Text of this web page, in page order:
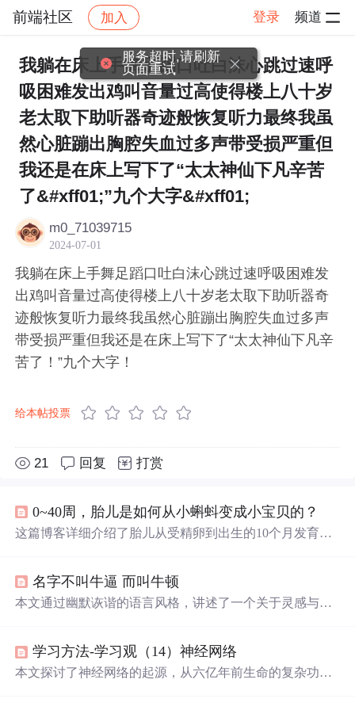
前端社区 加入 登录 频道
社区 前端社区 感慨 帖子详情
我躺在床上手舞足蹈口吐白沫心跳过速呼
吸困难发出鸡叫音量过高使得楼上八十岁
老太取下助听器奇迹般恢复听力最终我虽
然心脏蹦出胸腔失血过多声带受损严重但
我还是在床上写下了“太太神仙下凡辛苦
了&#xff01;”九个大字&#xff01;
m0_71039715
2024-07-01
我躺在床上手舞足蹈口吐白沫心跳过速呼吸困难发
出鸡叫音量过高使得楼上八十岁老太取下助听器奇
迹般恢复听力最终我虽然心脏蹦出胸腔失血过多声
带受损严重但我还是在床上写下了“太太神仙下凡辛
苦了！”九个大字！
给本帖投票
21 回复 打赏
0~40周，胎儿是如何从小蝌蚪变成小宝贝的？
这篇博客详细介绍了胎儿从受精卵到出生的10个月发育过
表情和手脚活动，直至第十个月胎儿完全成熟，准备好迎
接世界。整个过程中，胎儿的
听力、味觉、触觉逐渐发
名字不叫牛逼 而叫牛顿
本文通过幽默诙谐的语言风格，讲述了一个关于灵感与创
学习方法-学习观（14）神经网络
本文探讨了神经网络的起源，从六亿年前生命的复杂功能
服务超时,请刷新
页面重试